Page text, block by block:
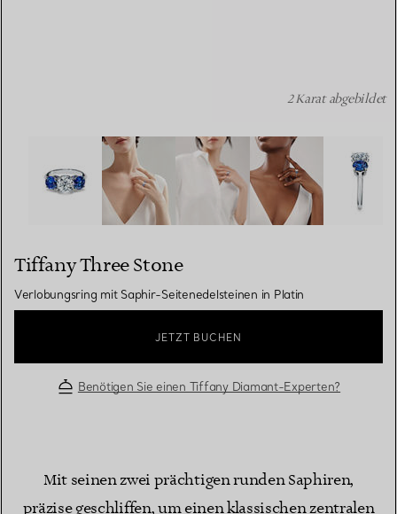
Tiffany Three Stone: Verlobungsring mit Saphir-
2 Karat abgebildet
Tiffany Three Stone
Verlobungsring mit Saphir-Seitenedelsteinen in Platin
JETZT BUCHEN
Benötigen Sie einen Tiffany Diamant-Experten?
Mit seinen zwei prächtigen runden Saphiren,
präzise geschliffen, um einen klassischen zentralen